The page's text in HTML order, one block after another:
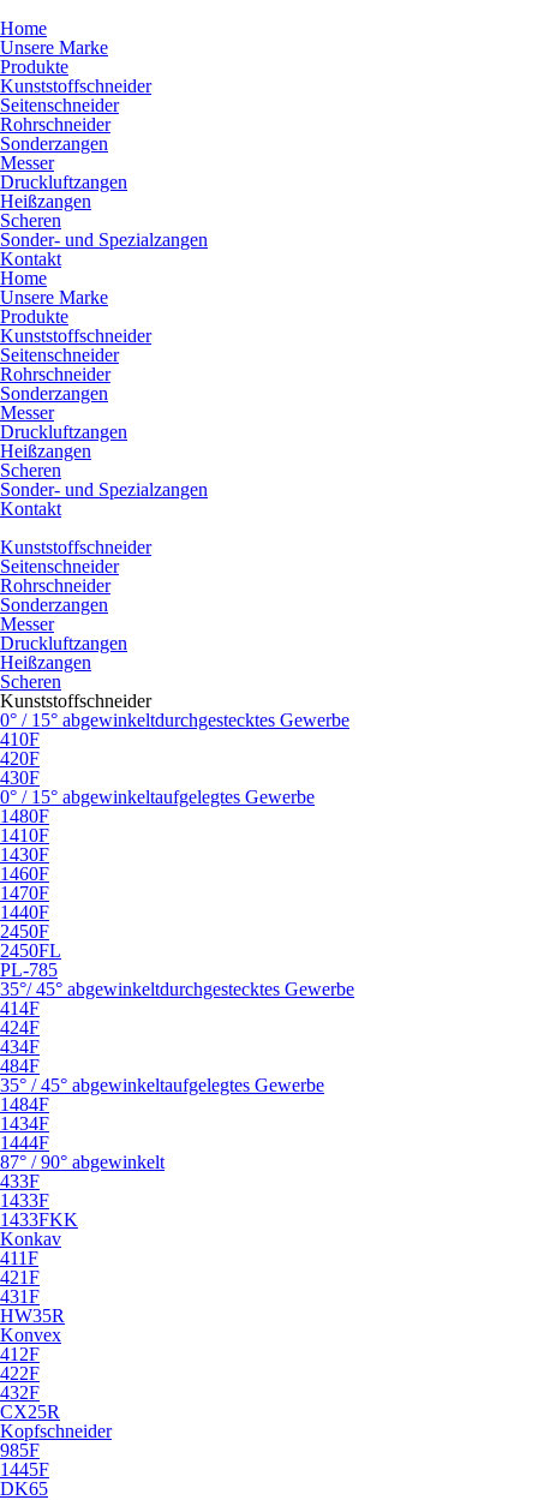
Home
Unsere Marke
Produkte
Kunststoffschneider
Seitenschneider
Rohrschneider
Sonderzangen
Messer
Druckluftzangen
Heißzangen
Scheren
Sonder- und Spezialzangen
Kontakt
Home
Unsere Marke
Produkte
Kunststoffschneider
Seitenschneider
Rohrschneider
Sonderzangen
Messer
Druckluftzangen
Heißzangen
Scheren
Sonder- und Spezialzangen
Kontakt
Kunststoffschneider
Seitenschneider
Rohrschneider
Sonderzangen
Messer
Druckluftzangen
Heißzangen
Scheren
Kunststoffschneider
0° / 15° abgewinkeltdurchgestecktes Gewerbe
410F
420F
430F
0° / 15° abgewinkeltaufgelegtes Gewerbe
1480F
1410F
1430F
1460F
1470F
1440F
2450F
2450FL
PL-785
35°/ 45° abgewinkeltdurchgestecktes Gewerbe
414F
424F
434F
484F
35° / 45° abgewinkeltaufgelegtes Gewerbe
1484F
1434F
1444F
87° / 90° abgewinkelt
433F
1433F
1433FKK
Konkav
411F
421F
431F
HW35R
Konvex
412F
422F
432F
CX25R
Kopfschneider
985F
1445F
DK65